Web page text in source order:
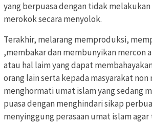
yang berpuasa dengan tidak
merokok secara menyolok.
Terakhir, melarang memproduksi,
,membakar dan membunyikan mercon
atau hal laim yang dapat
orang lain serta kepada masyarakat non
menghormati umat islam yang sedang
puasa dengan menghindari sikap
menyinggung perasaan umat islam